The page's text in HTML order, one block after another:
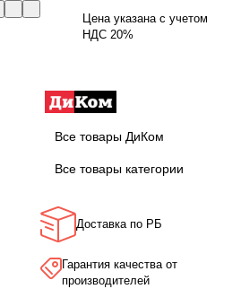
Цена указана с учетом
НДС 20%
Все товары ДиКом
Все товары категории
Доставка по РБ
Гарантия качества от
производителей